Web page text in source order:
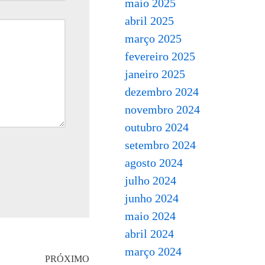
PRÓXIMO
maio 2025
abril 2025
março 2025
fevereiro 2025
janeiro 2025
dezembro 2024
novembro 2024
outubro 2024
setembro 2024
agosto 2024
julho 2024
junho 2024
maio 2024
abril 2024
março 2024